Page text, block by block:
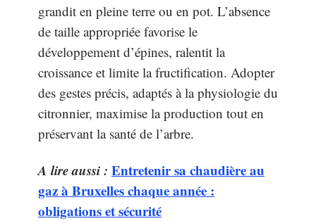
grandit en pleine terre ou en pot. L’absence
de taille appropriée favorise le
développement d’épines, ralentit la
croissance et limite la fructification. Adopter
des gestes précis, adaptés à la physiologie du
citronnier, maximise la production tout en
préservant la santé de l’arbre.
A lire aussi : Entretenir sa chaudière au
gaz à Bruxelles chaque année :
obligations et sécurité